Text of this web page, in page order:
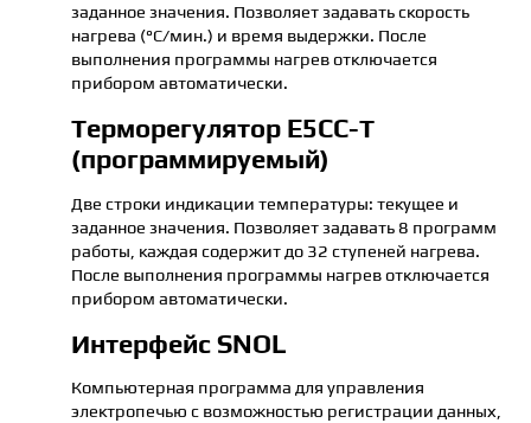
заданное значения. Позволяет задавать скорость
нагрева (°С/мин.) и время выдержки. После
выполнения программы нагрев отключается
прибором автоматически.
Терморегулятор E5CС-Т
(программируемый)
Две строки индикации температуры: текущее и
заданное значения. Позволяет задавать 8 программ
работы, каждая содержит до 32 ступеней нагрева.
После выполнения программы нагрев отключается
прибором автоматически.
Интерфейс SNOL
Компьютерная программа для управления
электропечью с возможностью регистрации данных,